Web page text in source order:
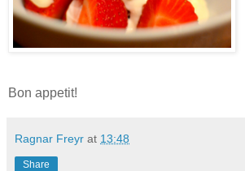
Bon appetit!
Ragnar Freyr at 13:48
Share